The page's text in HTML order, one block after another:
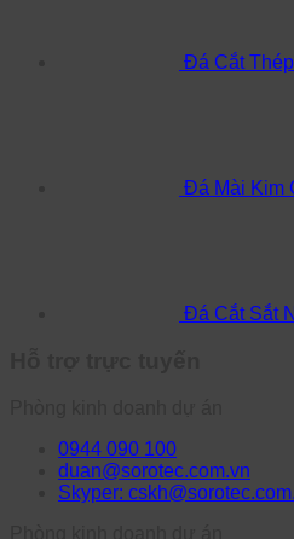
Đá Cắt
Đá Mài Kim
Đá Cắt Sắt
0944 090 100
duan@sorotec.com.vn
Skyper: